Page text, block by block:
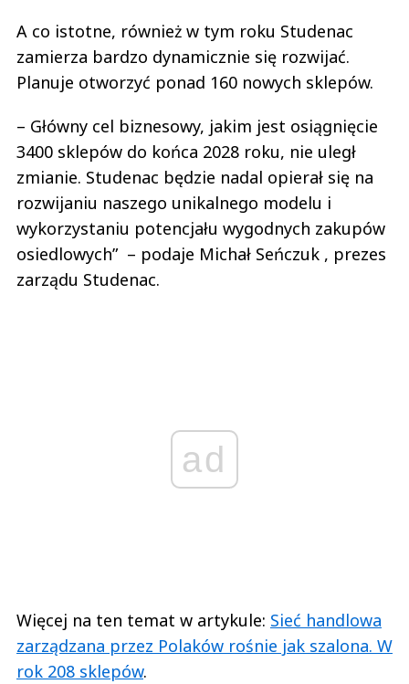
A co istotne, również w tym roku Studenac
zamierza bardzo dynamicznie się rozwijać.
Planuje otworzyć ponad 160 nowych sklepów.
– Główny cel biznesowy, jakim jest osiągnięcie
3400 sklepów do końca 2028 roku, nie uległ
zmianie. Studenac będzie nadal opierał się na
rozwijaniu naszego unikalnego modelu i
wykorzystaniu potencjału wygodnych zakupów
osiedlowych” – podaje Michał Seńczuk , prezes
zarządu Studenac.
ad
Więcej na ten temat w artykule: Sieć handlowa
zarządzana przez Polaków rośnie jak szalona. W
rok 208 sklepów.